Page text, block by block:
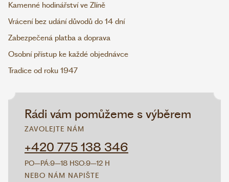
Rádi vám pomůžeme s výběrem
ZAVOLEJTE NÁM
+420 775 138 346
PO–PÁ:9–18 HSO:9–12 H
NEBO NÁM NAPIŠTE
Kamenné hodinářství ve Zlíně
Vrácení bez udání důvodů do 14 dní
Zabezpečená platba a doprava
Osobní přístup ke každé objednávce
Tradice od roku 1947